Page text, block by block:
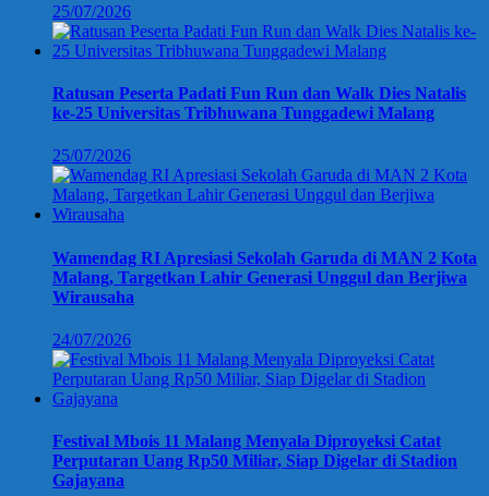
25/07/2026
Ratusan Peserta Padati Fun Run dan Walk Dies Natalis
ke-25 Universitas Tribhuwana Tunggadewi Malang
25/07/2026
Wamendag RI Apresiasi Sekolah Garuda di MAN 2 Kota
Malang, Targetkan Lahir Generasi Unggul dan Berjiwa
Wirausaha
24/07/2026
Festival Mbois 11 Malang Menyala Diproyeksi Catat
Perputaran Uang Rp50 Miliar, Siap Digelar di Stadion
Gajayana